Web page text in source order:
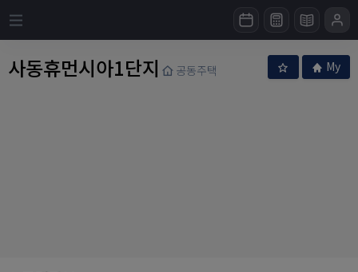
사동휴먼시아1단지 공동주택 My